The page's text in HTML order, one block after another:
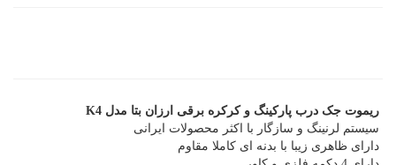
ریموت جک درب پارکینگ و کرکره برقی ارزان بتا مدل K4
سیستم لرنینگ و سازگار با اکثر محصولات ایرانی
دارای ظاهری زیبا با بدنه ای کاملا مقاوم